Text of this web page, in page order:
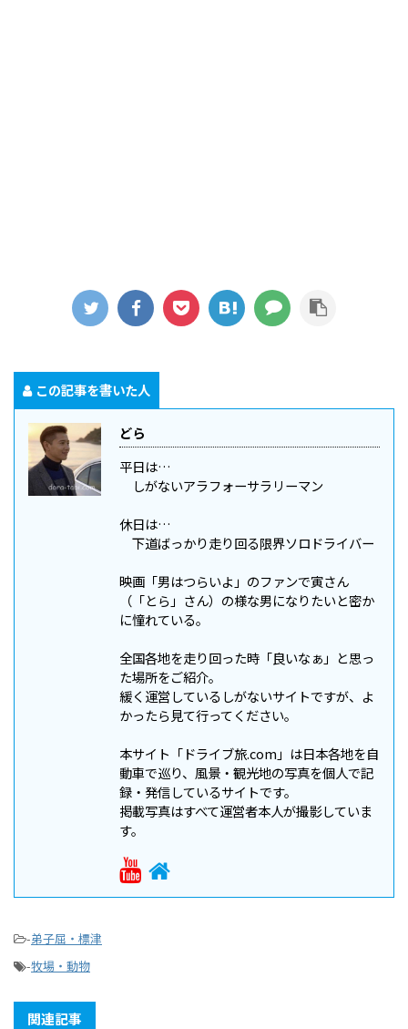
この記事を書いた人
どら
平日は…
しがないアラフォーサラリーマン
休日は…
下道ばっかり走り回る限界ソロドライバー
映画「男はつらいよ」のファンで寅さん
（「とら」さん）の様な男になりたいと密か
に憧れている。
全国各地を走り回った時「良いなぁ」と思っ
た場所をご紹介。
緩く運営しているしがないサイトですが、よ
かったら見て行ってください。
本サイト「ドライブ旅.com」は日本各地を自
動車で巡り、風景・観光地の写真を個人で記
録・発信しているサイトです。
掲載写真はすべて運営者本人が撮影していま
す。
-弟子屈・標津
-牧場・動物
関連記事